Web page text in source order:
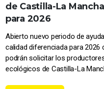
de Castilla-La Mancha
para 2026
Abierto nuevo periodo de
calidad diferenciada para 2026
podrán solicitar los
ecológicos de Castilla-La